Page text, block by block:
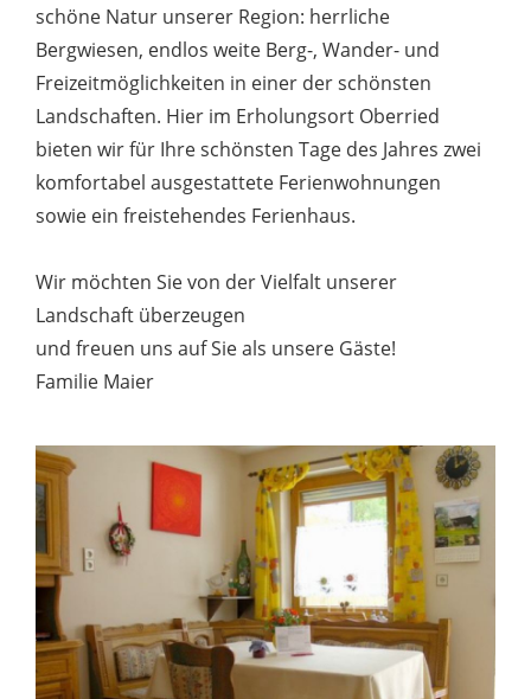
schöne Natur unserer Region: herrliche
Bergwiesen, endlos weite Berg-, Wander- und
Freizeitmöglichkeiten in einer der schönsten
Landschaften. Hier im Erholungsort Oberried
bieten wir für Ihre schönsten Tage des Jahres zwei
komfortabel ausgestattete Ferienwohnungen
sowie ein freistehendes Ferienhaus.
Wir möchten Sie von der Vielfalt unserer
Landschaft überzeugen
und freuen uns auf Sie als unsere Gäste!
Familie Maier